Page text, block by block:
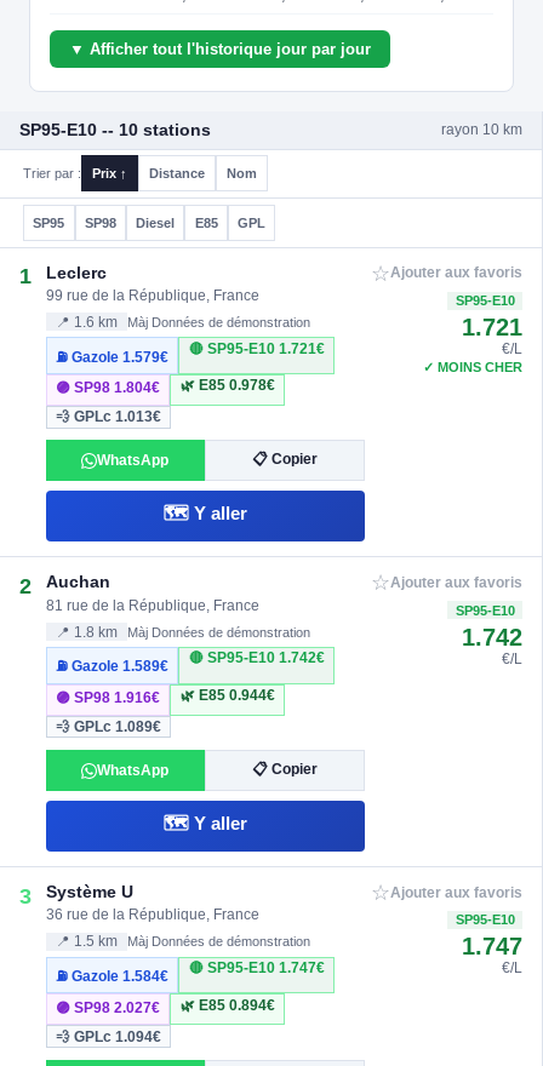
▼ Afficher tout l'historique jour par jour
SP95-E10 -- 10 stations rayon 10 km
Trier par : Prix ↑ Distance Nom
SP95 SP98 Diesel E85 GPL
1 Leclerc
99 rue de la République, France
📍 1.6 km Màj Données de démonstration
⛽ Gazole1.579€
🔴 SP95-E10 1.721€
🟣 SP981.804€ 🌿 E85 0.978€
💨 GPLc1.013€
WhatsApp 📋 Copier
🗺️ Y aller
☆Ajouter aux favoris
SP95-E10
1.721
€/L
✓ MOINS CHER
2 Auchan
81 rue de la République, France
📍 1.8 km Màj Données de démonstration
⛽ Gazole1.589€
🔴 SP95-E10 1.742€
🟣 SP981.916€ 🌿 E85 0.944€
💨 GPLc1.089€
WhatsApp 📋 Copier
🗺️ Y aller
☆Ajouter aux favoris
SP95-E10
1.742
€/L
3 Système U
36 rue de la République, France
📍 1.5 km Màj Données de démonstration
⛽ Gazole1.584€
🔴 SP95-E10 1.747€
🟣 SP982.027€ 🌿 E85 0.894€
💨 GPLc1.094€
☆Ajouter aux favoris
SP95-E10
1.747
€/L